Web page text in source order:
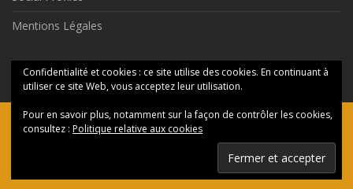
Mentions Légales
© 2026 Audio Video Feel
Ceci est une boutique de présentation — aucune commande ne
sera honorée en ligne, merci de nous contacter par messagerie.
Confidentialité et cookies : ce site utilise des cookies. En continuant à
utiliser ce site Web, vous acceptez leur utilisation.
Pour en savoir plus, notamment sur la façon de contrôler les cookies,
consultez : Politique relative aux cookies